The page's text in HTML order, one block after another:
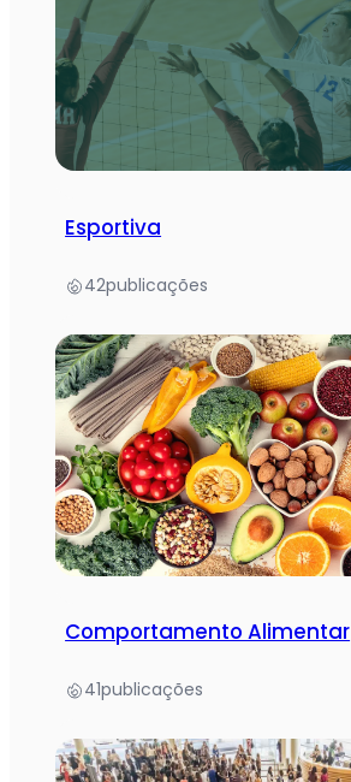
Esportiva
42publicações
Comportamento Alimentar
41publicações